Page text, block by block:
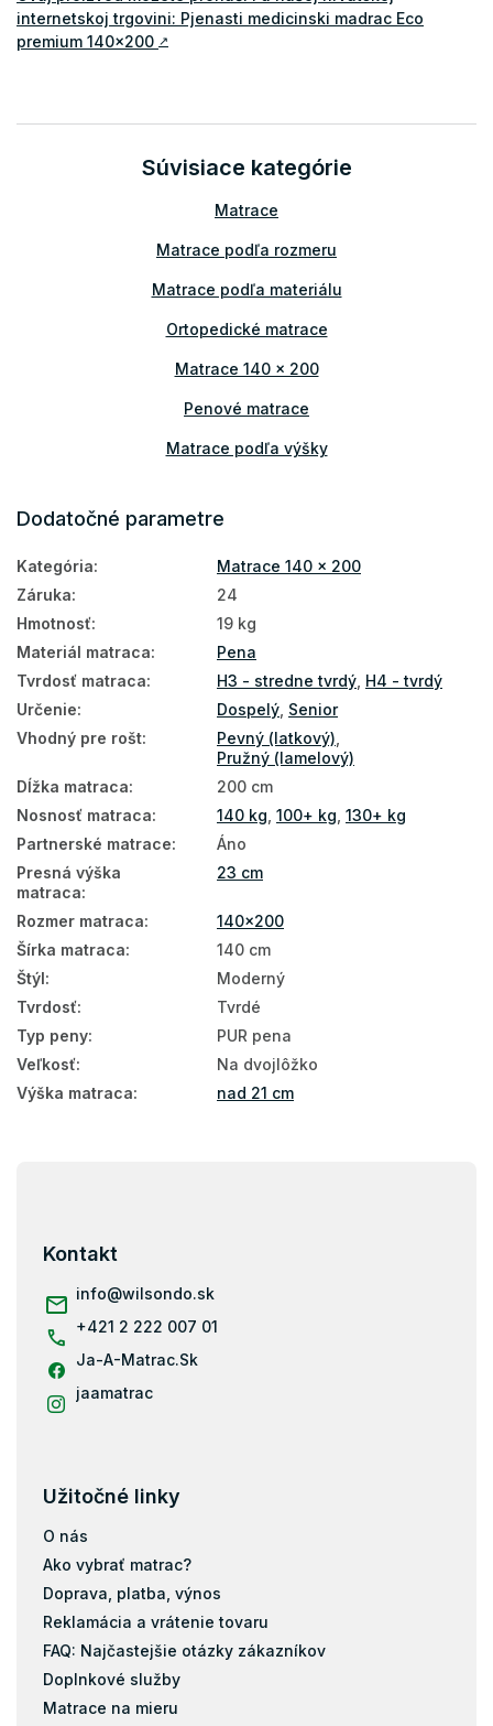
internetskoj trgovini: Pjenasti medicinski madrac Eco
premium 140x200 ↗
Súvisiace kategórie
Matrace
Matrace podľa rozmeru
Matrace podľa materiálu
Ortopedické matrace
Matrace 140 x 200
Penové matrace
Matrace podľa výšky
Vysoké matrace
Matrace PUR pena
Hotelové matrace
Slovenské matrace
Podlahové matrace
Matrace na polohovateľný rošt
Matrace podľa tvrdosti
Zdravotné matrace
Manželské matrace
Antialergické matrace
Penové matrace 140x200
Ortopedické matrace 140x200
Matrace tvrdosť H3
Matrace podľa nosnosti 130+ kg
Matrace 200x140
Dodatočné parametre
Kategória:
Matrace 140 x 200
Záruka:
24
Hmotnosť:
19 kg
Materiál matraca:
Pena
Tvrdosť matraca: H3 - stredne tvrdý H4 - tvrdý
Určenie: Dospelý Senior
Vhodný pre rošt: Pevný (latkový)
Pružný (lamelový)
Dĺžka matraca:
200 cm
Nosnosť matraca: 140 kg 100+ kg 130+ kg
Partnerské matrace:
Áno
Presná výška
matraca:
23 cm
Rozmer matraca:
140x200
Šírka matraca:
140 cm
Štýl:
Moderný
Tvrdosť:
Tvrdé
Typ peny:
PUR pena
Veľkosť:
Na dvojlôžko
Výška matraca: nad 21 cm
Kontakt
info@wilsondo.sk
+421 2 222 007 01
Ja-A-Matrac.Sk
jaamatrac
Užitočné linky
O nás
Ako vybrať matrac?
Doprava, platba, výnos
Reklamácia a vrátenie tovaru
FAQ: Najčastejšie otázky zákazníkov
Doplnkové služby
Matrace na mieru